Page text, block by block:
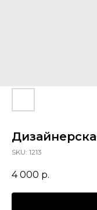
SKU: 1213
4 000 р.